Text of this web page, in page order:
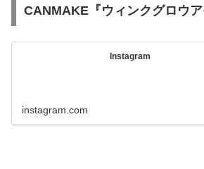
CANMAKE『ウィンクグロウア
Instagram
instagram.com